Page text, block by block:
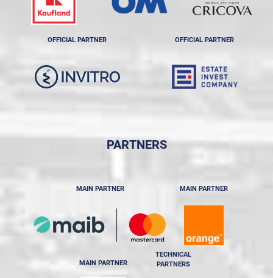
OFFICIAL PARTNER OFFICIAL PARTNER
PARTNERS
MAIN PARTNER MAIN PARTNER
MAIN PARTNER
TECHNICAL
PARTNERS